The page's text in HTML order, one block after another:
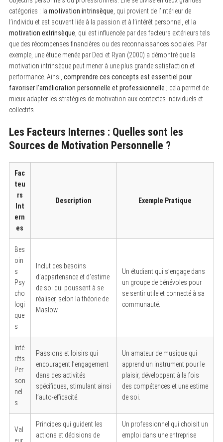
catégories : la motivation intrinsèque , qui provient de l’intérieur de
l’individu et est souvent liée à la passion et à l’intérêt personnel, et la
motivation extrinsèque , qui est influencée par des facteurs extérieurs tels
que des récompenses financières ou des reconnaissances sociales. Par
exemple, une étude menée par Deci et Ryan (2000) a démontré que la
motivation intrinsèque peut mener à une plus grande satisfaction et
performance. Ainsi, comprendre ces concepts est essentiel pour
favoriser l’amélioration personnelle et professionnelle ; cela permet de
mieux adapter les stratégies de motivation aux contextes individuels et
collectifs.
Les Facteurs Internes : Quelles sont les
Sources de Motivation Personnelle ?
Fac
teu
rs
Int
ern
es
Description Exemple Pratique
Bes
oin
s
Psy
cho
logi
que
s
Inclut des besoins
d’appartenance et d’estime
de soi qui poussent à se
réaliser, selon la théorie de
Maslow.
Un étudiant qui s’engage dans
un groupe de bénévoles pour
se sentir utile et connecté à sa
communauté.
Inté
rêts
Per
son
nel
s
Passions et loisirs qui
encouragent l’engagement
dans des activités
spécifiques, stimulant ainsi
l’auto-efficacité.
Un amateur de musique qui
apprend un instrument pour le
plaisir, développant à la fois
des compétences et une estime
de soi.
Val
eur
Principes qui guident les
actions et décisions de
Un professionnel qui choisit un
emploi dans une entreprise